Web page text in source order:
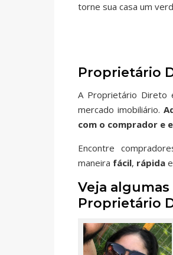
torne sua casa um
Proprietário
A Proprietário Direto
mercado imobiliário.
com o comprador e
Encontre
maneira fácil, rápida e
Veja
Proprietário